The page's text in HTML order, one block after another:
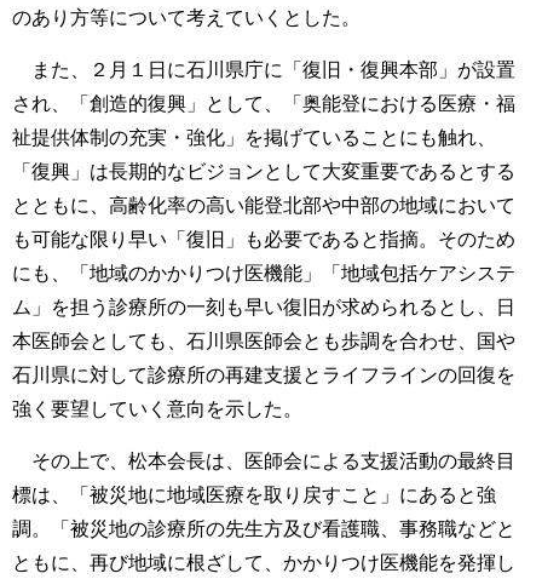
のあり方等について考えていくとした。
また、２月１日に石川県庁に「復旧・復興本部」が設置
され、「創造的復興」として、「奥能登における医療・福
祉提供体制の充実・強化」を掲げていることにも触れ、
「復興」は長期的なビジョンとして大変重要であるとする
とともに、高齢化率の高い能登北部や中部の地域において
も可能な限り早い「復旧」も必要であると指摘。そのため
にも、「地域のかかりつけ医機能」「地域包括ケアシステ
ム」を担う診療所の一刻も早い復旧が求められるとし、日
本医師会としても、石川県医師会とも歩調を合わせ、国や
石川県に対して診療所の再建支援とライフラインの回復を
強く要望していく意向を示した。
その上で、松本会長は、医師会による支援活動の最終目
標は、「被災地に地域医療を取り戻すこと」にあると強
調。「被災地の診療所の先生方及び看護職、事務職などと
ともに、再び地域に根ざして、かかりつけ医機能を発揮し